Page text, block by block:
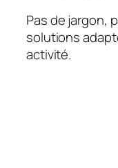
Pas de jargon,
solutions
activité.